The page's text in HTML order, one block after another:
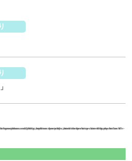
hts-grouphome.com/public_html/wordpress/wp-content/themes/hts/archive-blog.phpon line47
in